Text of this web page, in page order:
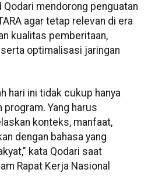
Qodari mendorong penguatan
agar tetap relevan di era
kualitas pemberitaan,
optimalisasi jaringan
hari ini tidak cukup hanya
Yang harus
konteks, manfaat,
dengan bahasa yang
kata Qodari saat
Rapat Kerja Nasional